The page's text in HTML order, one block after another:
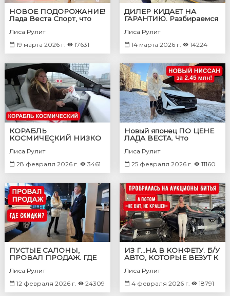
НОВОЕ ПОДОРОЖАНИЕ!
Лада Веста Спорт, что
Москвич итд
Лиса Рулит
19 марта 2026 г.
17631
ДИЛЕР КИДАЕТ НА
ГАРАНТИЮ. Разбираемся
Лиса Рулит
14 марта 2026 г.
14224
КОРАБЛЬ
КОСМИЧЕСКИЙ НИЗКО
ЛЕТАЮЩИЙ
Лиса Рулит
28 февраля 2026 г.
3461
Новый японец ПО ЦЕНЕ
ЛАДА ВЕСТА. Что
выберешь ты?
Лиса Рулит
25 февраля 2026 г.
11160
ПУСТЫЕ САЛОНЫ,
ПРОВАЛ ПРОДАЖ. ГДЕ
Лиса Рулит
12 февраля 2026 г.
24309
ИЗ Г…НА В КОНФЕТУ. Б/У
АВТО, КОТОРЫЕ ВЕЗУТ К
Лиса Рулит
4 февраля 2026 г.
18791